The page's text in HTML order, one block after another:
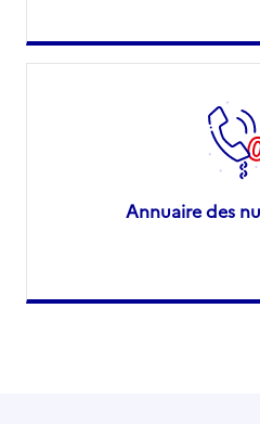
Annuaire des